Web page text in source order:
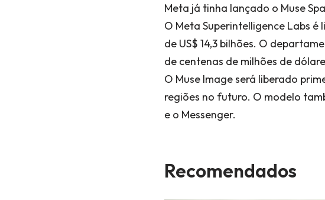
Meta já tinha lançado o Muse
O Meta Superintelligence Labs
de US$ 14,3 bilhões. O
de centenas de milhões de
O Muse Image será liberado
regiões no futuro. O modelo
e o Messenger.
Recomendados